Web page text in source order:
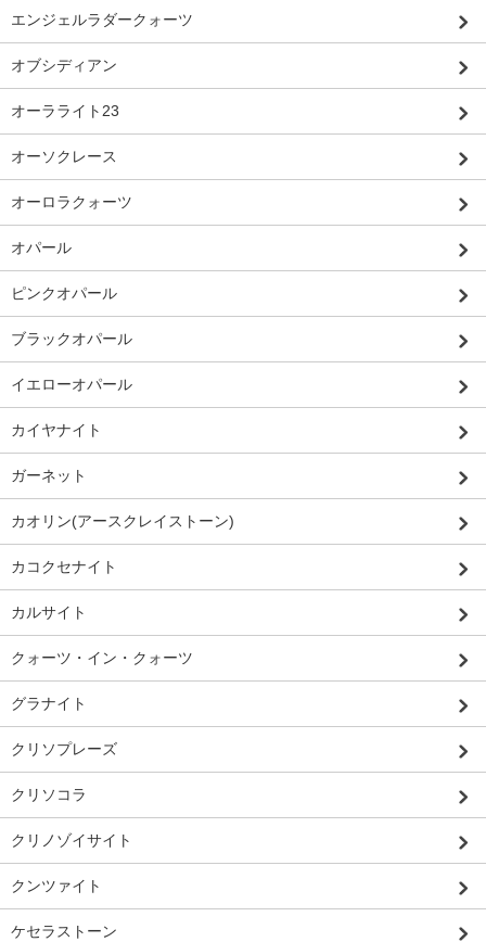
エンジェルラダークォーツ
オブシディアン
オーラライト23
オーソクレース
オーロラクォーツ
オパール
ピンクオパール
ブラックオパール
イエローオパール
カイヤナイト
ガーネット
カオリン(アースクレイストーン)
カコクセナイト
カルサイト
クォーツ・イン・クォーツ
グラナイト
クリソプレーズ
クリソコラ
クリノゾイサイト
クンツァイト
ケセラストーン